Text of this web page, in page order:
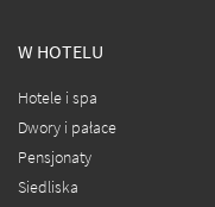
W HOTELU
Hotele i spa
Dwory i pałace
Pensjonaty
Siedliska